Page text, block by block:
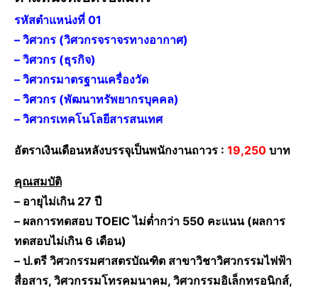
รหัสตำแหน่งที่ 01
– วิศวกร (วิศวกรจราจรทางอากาศ)
– วิศวกร (ธุรกิจ)
– วิศวกรมาตรฐานเครื่องวัด
– วิศวกร (พัฒนาทรัพยากรบุคคล)
– วิศวกรเทคโนโลยีสารสนเทศ
อัตราเงินเดือนหลังบรรจุเป็นพนักงานถาวร : 19,250 บาท
คุณสมบัติ
– อายุไม่เกิน 27 ปี
– ผลการทดสอบ TOEIC ไม่ต่ำกว่า 550 คะแนน (ผลการ
ทดสอบไม่เกิน 6 เดือน)
– ป.ตรี วิศวกรรมศาสตรบัณฑิต สาขาวิชาวิศวกรรมไฟฟ้า
สื่อสาร, วิศวกรรมโทรคมนาคม, วิศวกรรมอิเล็กทรอนิกส์,